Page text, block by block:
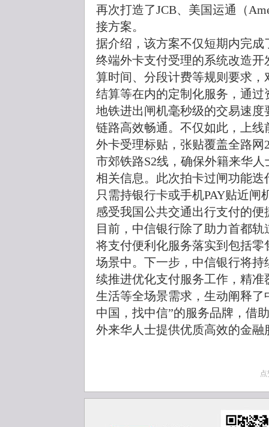
再次打造了JCB、美国运通（
接方案。
据介绍，该方案不仅短期内完
终端外卡支付受理的系统改造
算时间、分段计费等规则要求
结算等在内的定制化服务，通
地铁进出闸机毫秒级的交易速
链路高效畅通。不仅如此，上
外卡受理标贴，张贴覆盖全路网
市郊铁路S2线，确保外籍来华
相关信息。此次拍卡过闸功能
只需持银行卡或手机PAY贴近
感受我国公共交通出行支付的
目前，中信银行除了助力首都
将支付便利化服务落实到包括
场景中。下一步，中信银行将
续推进优化支付服务工作，精
生活等全场景需求，生动阐释了
中国，找中信”的服务品牌，借
外来华人士提供优质高效的金融
点